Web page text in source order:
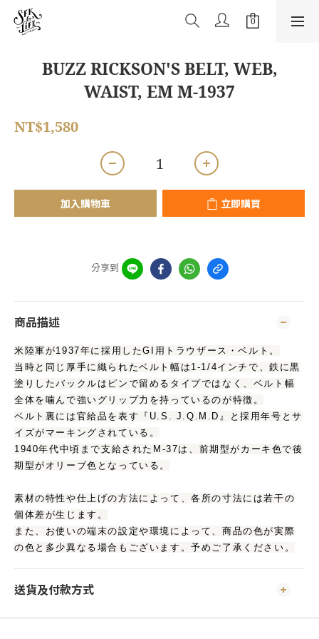
BUZZ RICKSON'S BELT, WEB,
WAIST, EM M-1937
NT$1,580
加入購物車 立即購買
分享到
商品描述
米陸軍が1937年に採用したGI用トラウザース・ベルト。
当時と同じ厚手に織られたベルト幅は1-1/4インチで、鉄に黒
塗りしたバックルはピンで留めるタイプではなく、ベルト幅
全体を噛んで強いグリップ力を持っているのが特徴。
ベルト裏には官給品を表す『U.S. J.Q.M.D』と採用年号とサ
イズがマーキングされている。
1940年代中頃まで支給されたM-37は、前期型がカーキ色で後
期型がオリーブ色となっている。
素材の特性や仕上げの方法によって、各所の寸法には若干の
個体差が生じます。
また、お使いの端末の設定や環境によって、商品の色が実際
の色と多少異なる場合もございます。予めご了承ください。
送貨及付款方式